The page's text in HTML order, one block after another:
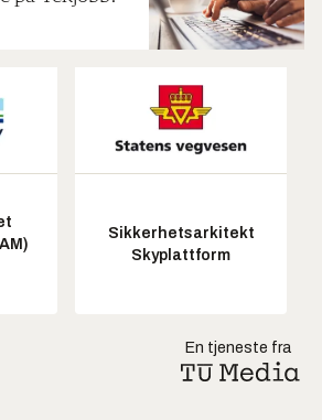
Sikkerhetsarkitekt
Skyplattform
En tjeneste fra